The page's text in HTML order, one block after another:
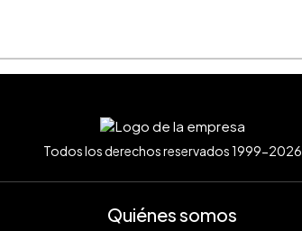
Todos los derechos reservados 1999-2026
Quiénes somos